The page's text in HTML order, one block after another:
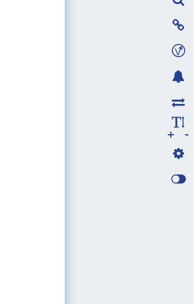
-
+